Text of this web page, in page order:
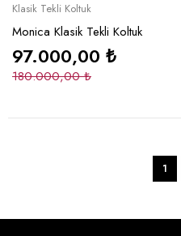
Klasik Tekli Koltuk
Monica Klasik Tekli Koltuk
180.000,00₺
97.000,00 ₺
1